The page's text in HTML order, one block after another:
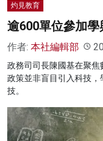
灼見教育
逾600單位參加學
作者: 本社編輯部
政務司司長陳國基在聚
政策並非盲目引入科技
技。